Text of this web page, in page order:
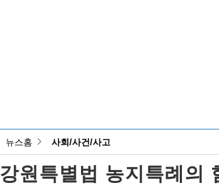
뉴스홈 사회/사건/사고
강원특별법 농지특례의